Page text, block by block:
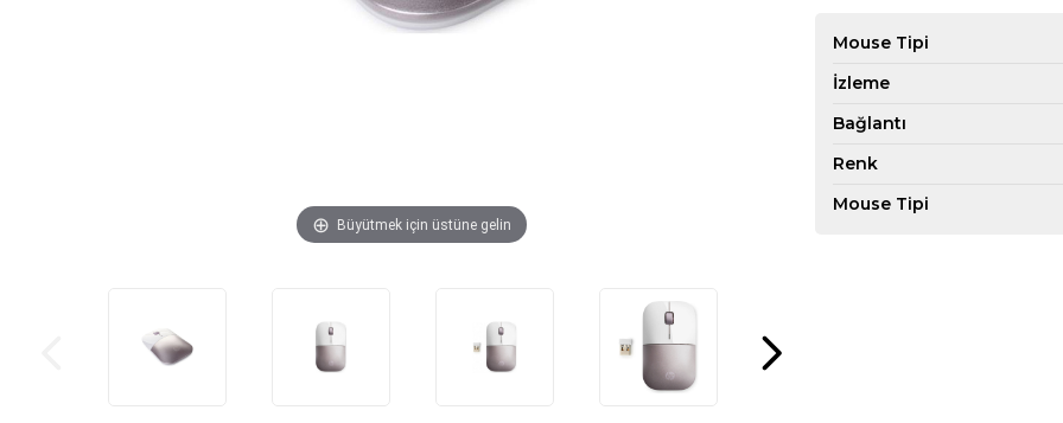
Büyütmek için üstüne gelin
Mouse Tipi
İzleme
Bağlantı
Renk
Mouse Tipi